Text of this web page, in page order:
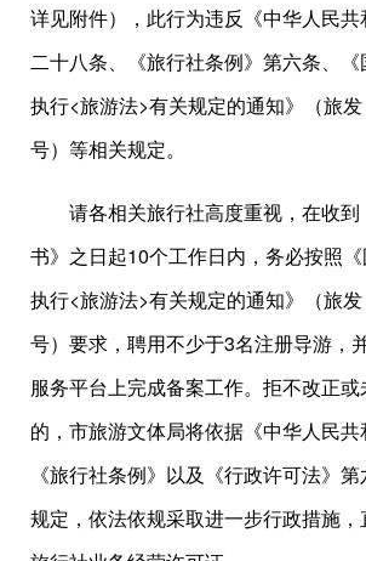
详见附件），此行为违反《中华人民
二十八条、《旅行社条例》第六条、
执行<旅游法>有关规定的通知》（旅
号）等相关规定。
请各相关旅行社高度重视，在收
书》之日起10个工作日内，务必按照
执行<旅游法>有关规定的通知》（旅
号）要求，聘用不少于3名注册导游，
服务平台上完成备案工作。拒不改正
的，市旅游文体局将依据《中华人民共
《旅行社条例》以及《行政许可法》
规定，依法依规采取进一步行政措施